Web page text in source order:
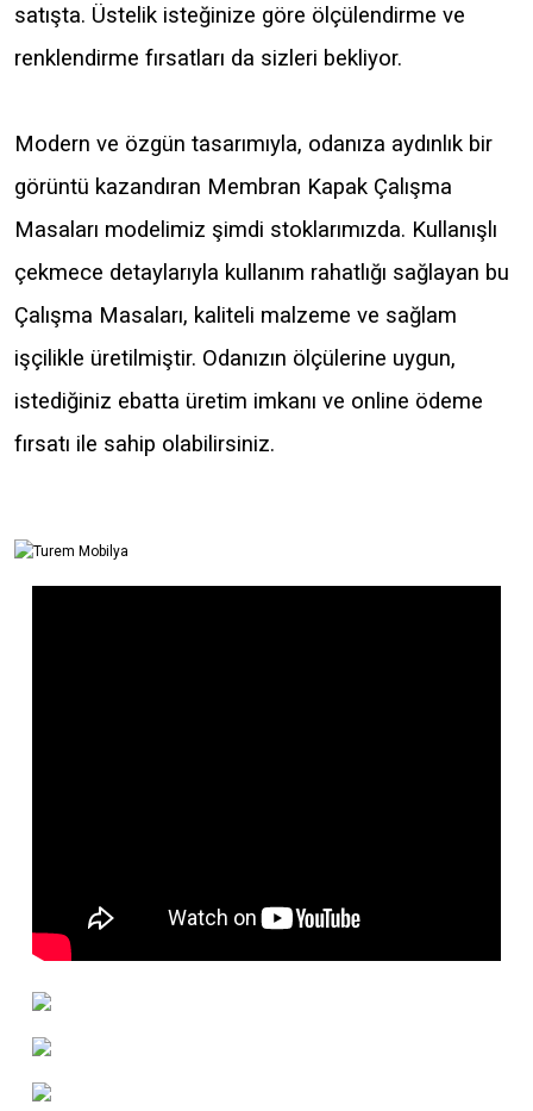
satışta. Üstelik isteğinize göre ölçülendirme ve
renklendirme fırsatları da sizleri bekliyor.
Modern ve özgün tasarımıyla, odanıza aydınlık bir
görüntü kazandıran Membran Kapak Çalışma
Masaları modelimiz şimdi stoklarımızda. Kullanışlı
çekmece detaylarıyla kullanım rahatlığı sağlayan bu
Çalışma Masaları, kaliteli malzeme ve sağlam
işçilikle üretilmiştir. Odanızın ölçülerine uygun,
istediğiniz ebatta üretim imkanı ve online ödeme
fırsatı ile sahip olabilirsiniz.